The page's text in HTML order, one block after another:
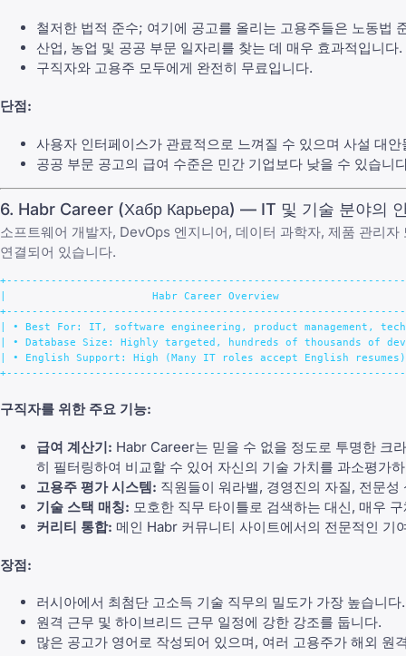
철저한 법적 준수; 여기에 공고를 올리는 고용주들은 노동법
산업, 농업 및 공공 부문 일자리를 찾는 데 매우 효과적입니다.
구직자와 고용주 모두에게 완전히 무료입니다.
단점:
사용자 인터페이스가 관료적으로 느껴질 수 있으며 사설 대
공공 부문 공고의 급여 수준은 민간 기업보다 낮을 수 있습니
6. Habr Career (Хабр Карьера) — IT 및 기술 분야의
소프트웨어 개발자, DevOps 엔지니어, 데이터 과학자, 제품 관리
연결되어 있습니다.
|                       Habr Career Overview
| • Best For: IT, software engineering, product management,
| • Database Size: Highly targeted, hundreds of thousands of
| • English Support: High (Many IT roles accept English
구직자를 위한 주요 기능:
급여 계산기: Habr Career는 믿을 수 없을 정도로 투명한 크
히 필터링하여 비교할 수 있어 자신의 기술 가치를 과소평가
고용주 평가 시스템: 직원들이 워라밸, 경영진의 자질, 전문
기술 스택 매칭: 모호한 직무 타이틀로 검색하는 대신, 매우
커리티 통합: 메인 Habr 커뮤니티 사이트에서의 전문적인 기
장점:
러시아에서 최첨단 고소득 기술 직무의 밀도가 가장 높습니다.
원격 근무 및 하이브리드 근무 일정에 강한 강조를 둡니다.
많은 공고가 영어로 작성되어 있으며, 여러 고용주가 해외 원